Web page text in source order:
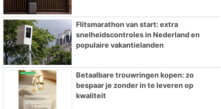
Flitsmarathon van start: extra
snelheidscontroles in Nederland en
populaire vakantielanden
Betaalbare trouwringen kopen: zo
bespaar je zonder in te leveren op
kwaliteit